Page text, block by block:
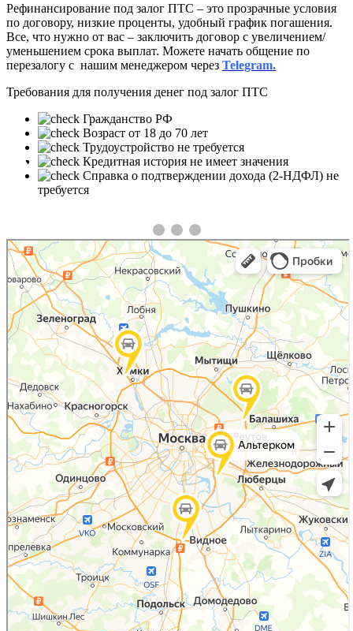
Рефинансирование под залог ПТС – это прозрачные условия
по договору, низкие проценты, удобный график погашения.
Все, что нужно от вас – заключить договор с увеличением/
уменьшением срока выплат. Можете начать общение по
перезалогу с нашим менеджером через Telegram.
Требования для получения денег под залог ПТС
Гражданство РФ
Возраст от 18 до 70 лет
Трудоустройство не требуется
Кредитная история не имеет значения
Справка о подтверждении дохода (2-НДФЛ) не
требуется
❮